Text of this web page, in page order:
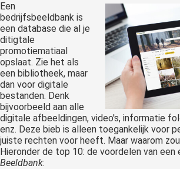
Een
bedrijfsbeeldbank is
een database die al je
ditigtale
promotiematiaal
opslaat. Zie het als
een bibliotheek, maar
dan voor digitale
bestanden. Denk
bijvoorbeeld aan alle
digitale afbeeldingen, video's, informatie
enz. Deze bieb is alleen toegankelijk voor
juiste rechten voor heeft. Maar waarom
Hieronder de top 10: de voordelen van een
Beeldbank: